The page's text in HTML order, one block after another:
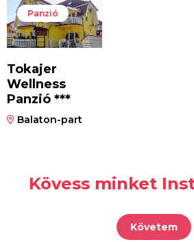
Panzió
Tokajer
Wellness
Panzió ***
Balaton-part
Kövess minket
Követem